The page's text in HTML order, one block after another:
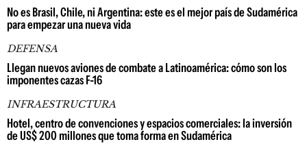
No es Brasil, Chile, ni Argentina: este es el mejor país de Sudamérica
para empezar una nueva vida
DEFENSA
Llegan nuevos aviones de combate a Latinoamérica: cómo son los
imponentes cazas F-16
INFRAESTRUCTURA
Hotel, centro de convenciones y espacios comerciales: la inversión
de US$ 200 millones que toma forma en Sudamérica